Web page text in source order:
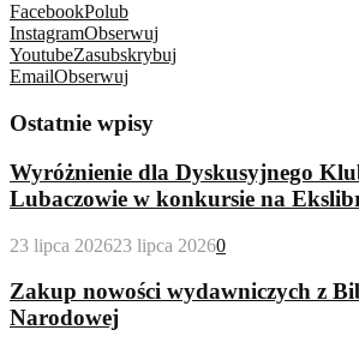
FacebookPolub
InstagramObserwuj
YoutubeZasubskrybuj
EmailObserwuj
Ostatnie wpisy
Wyróżnienie dla Dyskusyjnego
Lubaczowie w konkursie na
23 lipca 202623 lipca 20260
Zakup nowości wydawniczych z
Narodowej